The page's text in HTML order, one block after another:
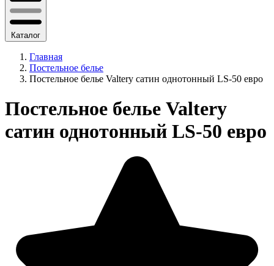
Каталог
Главная
Постельное белье
Постельное белье Valtery сатин однотонный LS-50 евро
Постельное белье Valtery
сатин однотонный LS-50 евро